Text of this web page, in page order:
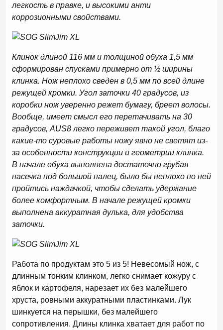
легкость в правке, и высокими анти
коррозионными свойствами.
Клинок длиной 116 мм и толщиной обуха 1,5 мм
сформирован спусками примерно от ½ ширины
клинка. Нож неплохо сведен в 0,5 мм по всей длине
режущей кромки. Угол заточки 40 градусов, из
коробки нож уверенно режет бумагу, бреет волосы.
Вообще, имеет смысл его перетачивать на 30
градусов, AUS8 легко переживет такой угол, благо
какие-то суровые работы ножу явно не светят из-
за особенности конструкции и геометрии клинка.
В начале обуха выполнена достаточно грубая
насечка под большой палец, было бы неплохо по ней
пройтись наждачкой, чтобы сделать удержание
более комфортным. В начале режущей кромки
выполнена аккуратная дулька, для удобства
заточки.
Работа по продуктам это 5 из 5! Невесомый нож, с
длинным тонким клинком, легко снимает кожуру с
яблок и картофеля, нарезает их без малейшего
хруста, ровными аккуратными пластинками. Лук
шинкуется на перышки, без малейшего
сопротивления. Длины клинка хватает для работ по